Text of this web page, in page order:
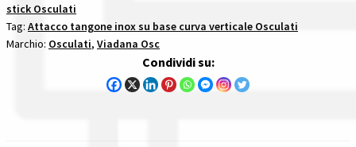
Riepilogo ordine
e
supporti
quantità
stick Osculati
Tag: Attacco tangone inox su base curva verticale Osculati
Marchio: Osculati, Viadana Osc
Condividi su: